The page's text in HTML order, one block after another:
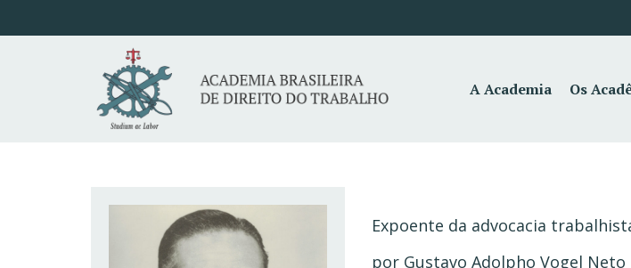
A Academia Os
Expoente da advocacia
por Gustavo Adolpho Vogel Neto